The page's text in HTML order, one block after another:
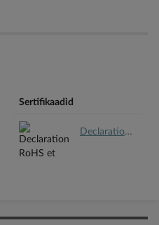
Sertifikaadid
Declaration RoHS et.pdf